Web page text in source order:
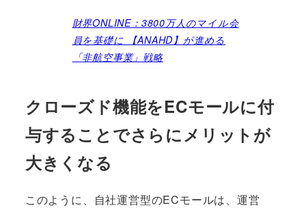
財界ONLINE：3800万人のマイル会
員を基礎に 【ANAHD】が進める
「非航空事業」戦略
クローズド機能をECモールに付
与することでさらにメリットが
大きくなる
このように、自社運営型のECモールは、運営